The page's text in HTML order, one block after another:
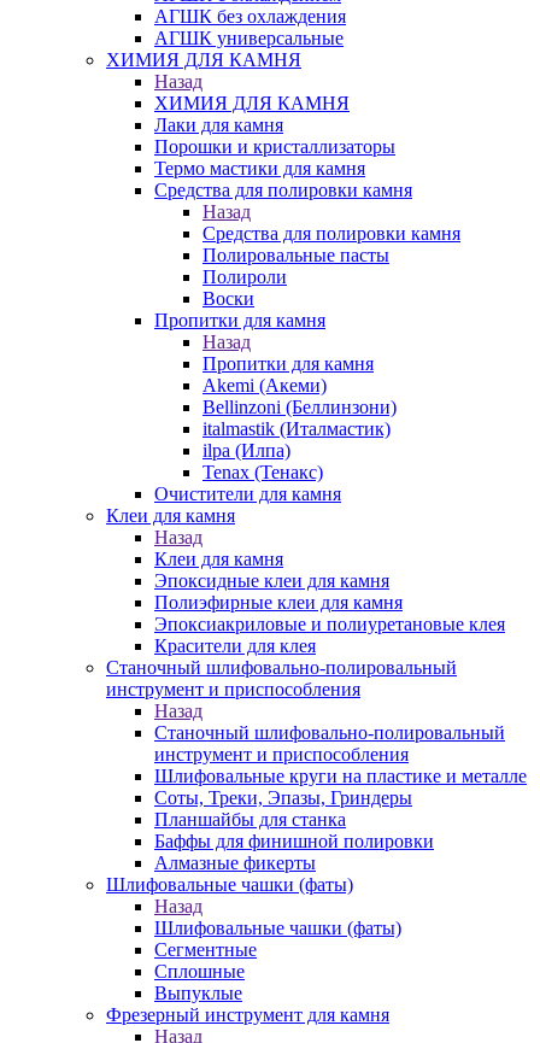
АГШК без охлаждения
АГШК универсальные
ХИМИЯ ДЛЯ КАМНЯ
Назад
ХИМИЯ ДЛЯ КАМНЯ
Лаки для камня
Порошки и кристаллизаторы
Термо мастики для камня
Средства для полировки камня
Назад
Средства для полировки камня
Полировальные пасты
Полироли
Воски
Пропитки для камня
Назад
Пропитки для камня
Akemi (Акеми)
Bellinzoni (Беллинзони)
italmastik (Италмастик)
ilpa (Илпа)
Tenax (Тенакс)
Очистители для камня
Клеи для камня
Назад
Клеи для камня
Эпоксидные клеи для камня
Полиэфирные клеи для камня
Эпоксиакриловые и полиуретановые клея
Красители для клея
Станочный шлифовально-полировальный
инструмент и приспособления
Назад
Станочный шлифовально-полировальный
инструмент и приспособления
Шлифовальные круги на пластике и металле
Соты, Треки, Эпазы, Гриндеры
Планшайбы для станка
Баффы для финишной полировки
Алмазные фикерты
Шлифовальные чашки (фаты)
Назад
Шлифовальные чашки (фаты)
Сегментные
Сплошные
Выпуклые
Фрезерный инструмент для камня
Назад